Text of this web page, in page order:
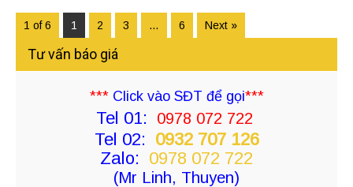
1 of 6 1 2 3 … 6 Next »
Tư vấn báo giá
***Click vào SĐT để gọi***
Tel 01: 0978 072 722
Tel 02: 0932 707 126
Zalo: 0978 072 722
(Mr Linh, Thuyen)